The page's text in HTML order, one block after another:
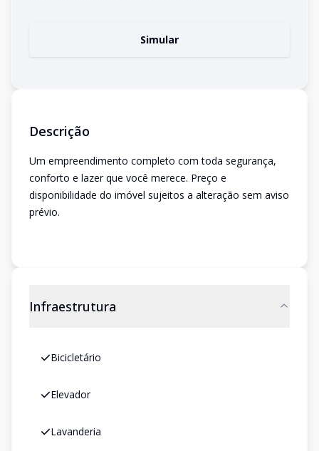
Simular
Descrição
Um empreendimento completo com toda segurança,
conforto e lazer que você merece. Preço e
disponibilidade do imóvel sujeitos a alteração sem aviso
prévio.
Infraestrutura
Bicicletário
Elevador
Lavanderia